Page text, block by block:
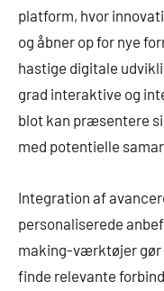
platform, hvor
og åbner op for nye
hastige digitale
grad interaktive og
blot kan præsentere
med potentielle
Integration af
personaliserede
making-værktøjer gør
finde relevante